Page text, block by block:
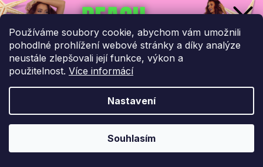
Používáme soubory cookie, abychom vám umožnili
pohodlné prohlížení webové stránky a díky analýze
neustále zlepšovali její funkce, výkon a
použitelnost. Více informácí
Nastavení
Souhlasím
Přihlaste se k našemu
newsletteru.
Budeme vám posílat informace o našich novinkách a slevových
akcích.
Odebírat newsletter
Ochrana osobních údajů
UPLATNIT SLEVU!